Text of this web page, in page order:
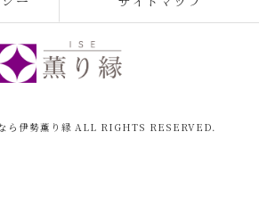
ら伊勢薫り縁 ALL RIGHTS RESERVED.